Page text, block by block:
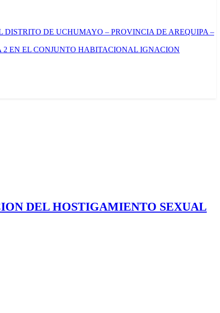
DISTRITO DE UCHUMAYO – PROVINCIA DE AREQUIPA –
EN EL CONJUNTO HABITACIONAL IGNACION
DEL HOSTIGAMIENTO SEXUAL